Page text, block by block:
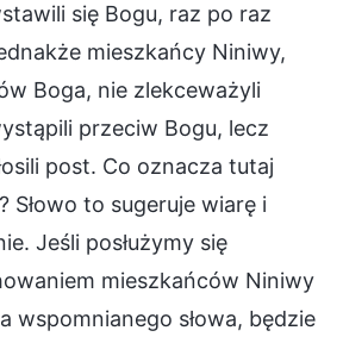
się Bogu, raz po raz
mieszkańcy Niniwy,
Boga, nie zlekceważyli
przeciw Bogu, lecz
post. Co oznacza tutaj
Słowo to sugeruje wiarę i
Jeśli posłużymy się
mieszkańców Niniwy
wspomnianego słowa, będzie